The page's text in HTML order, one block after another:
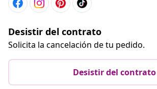
Desistir del contrato
Solicita la cancelación de tu pedido.
Desistir del contrato